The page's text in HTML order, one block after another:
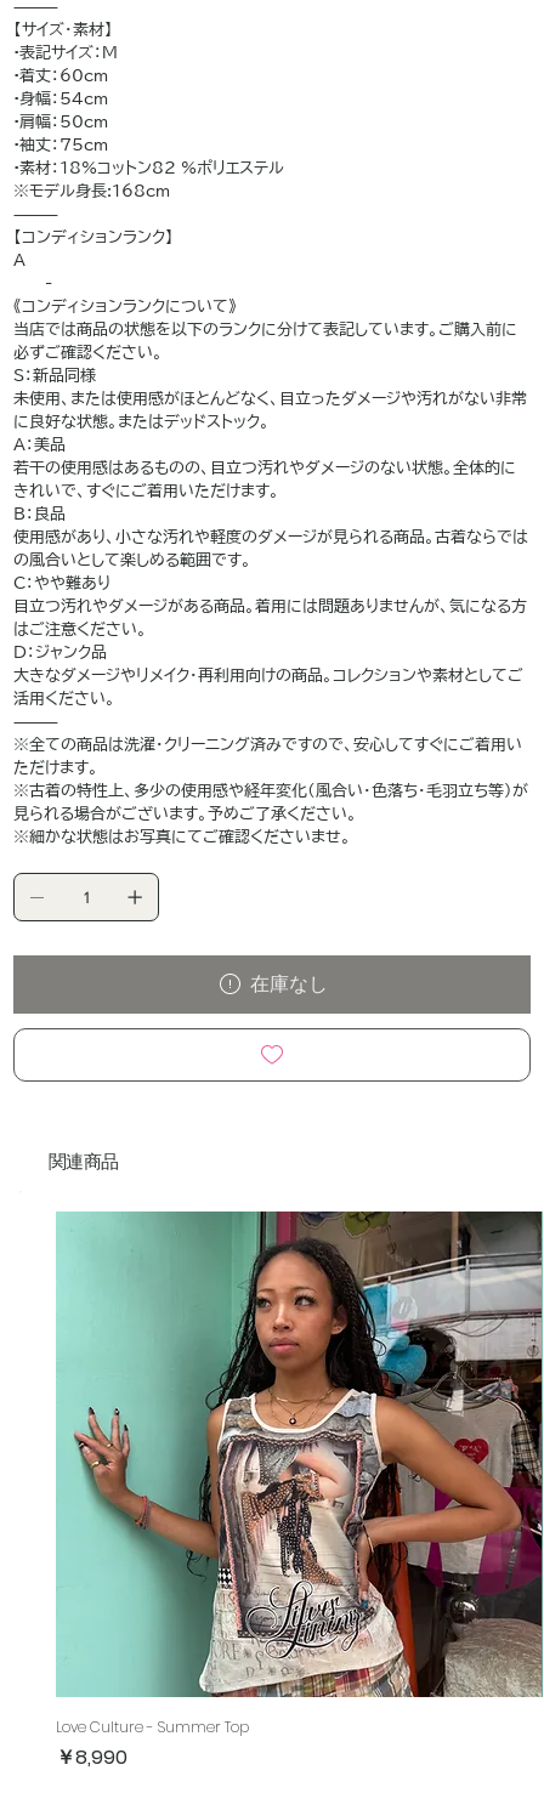
⸻
【サイズ・素材】
•表記サイズ：M
•着丈：60cm
•身幅：54cm
•肩幅：50cm
•袖丈：75cm
•素材：18%コットン82 %ポリエステル
※モデル身長:168cm
⸻
【コンディションランク】
A
——-
《コンディションランクについて》
当店では商品の状態を以下のランクに分けて表記しています。ご購入前に
必ずご確認ください。
S：新品同様
未使用、または使用感がほとんどなく、目立ったダメージや汚れがない非常
に良好な状態。またはデッドストック。
A：美品
若干の使用感はあるものの、目立つ汚れやダメージのない状態。全体的に
きれいで、すぐにご着用いただけます。
B：良品
使用感があり、小さな汚れや軽度のダメージが見られる商品。古着ならでは
の風合いとして楽しめる範囲です。
C：やや難あり
目立つ汚れやダメージがある商品。着用には問題ありませんが、気になる方
はご注意ください。
D：ジャンク品
大きなダメージやリメイク・再利用向けの商品。コレクションや素材としてご
活用ください。
⸻
※全ての商品は洗濯・クリーニング済みですので、安心してすぐにご着用い
ただけます。
※古着の特性上、多少の使用感や経年変化（風合い・色落ち・毛羽立ち等）が
見られる場合がございます。予めご了承ください。
※細かな状態はお写真にてご確認くださいませ。
在庫なし
関連商品
Love Culture - Summer Top
価格
￥8,990